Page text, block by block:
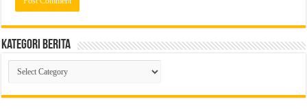
Kategori Berita
Kategori
Berita